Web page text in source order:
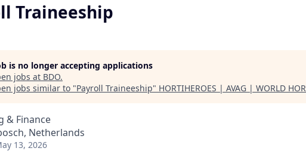
Traineeship
is no longer accepting applications
jobs at BDO.
jobs similar to "Payroll Traineeship" HORTIHEROES | AVAG | WORLD
& Finance
Netherlands
13, 2026